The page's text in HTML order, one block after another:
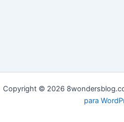
Copyright © 2026
para